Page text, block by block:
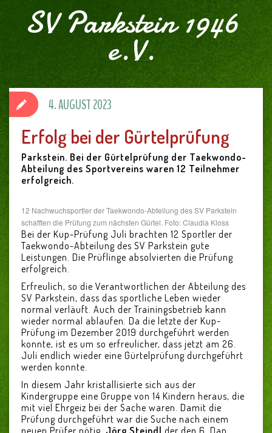
SV Parkstein 1946
e.V.
Erfolg bei der Gürtelprüfung
Parkstein. Bei der Gürtelprüfung der Taekwondo-
Abteilung des Sportvereins waren 12 Teilnehmer
erfolgreich.
12 Nachwuchsportler der Taekwondo-Abteilung des SV Parkstein
schafften die Prüfung zum nächsten Gürtel. Foto: Claudia Kloss
Bei der Kup-Prüfung Juli brachten 12 Sportler der
Taekwondo-Abteilung des SV Parkstein gute
Leistungen. Die Prüflinge absolvierten die Prüfung
erfolgreich.
Erfreulich, so die Verantwortlichen der Abteilung des
SV Parkstein, dass das sportliche Leben wieder
normal verläuft. Auch der Trainingsbetrieb kann
wieder normal ablaufen. Da die letzte der Kup-
Prüfung im Dezember 2019 durchgeführt werden
konnte, ist es um so erfreulicher, dass jetzt am 26.
Juli endlich wieder eine Gürtelprüfung durchgeführt
werden konnte.
In diesem Jahr kristallisierte sich aus der
Kindergruppe eine Gruppe von 14 Kindern heraus, die
mit viel Ehrgeiz bei der Sache waren. Damit die
Prüfung durchgeführt war die Suche nach einem
neuen Prüfer nötig. Jörg Steindl der den 6. Dan
4. AUGUST 2023